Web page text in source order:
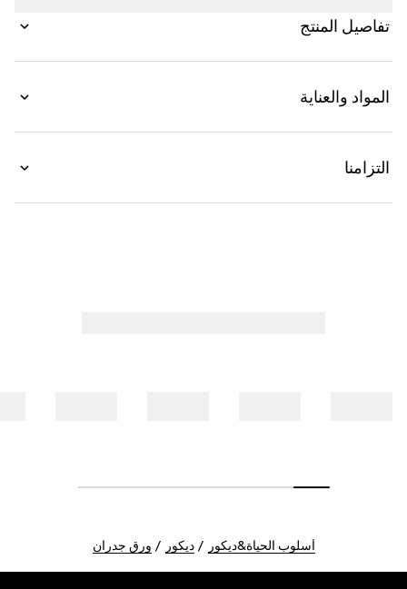
تفاصيل المنتج
المواد والعناية
التزامنا
أسلوب الحياة&ديكور ديكور ورق جدران